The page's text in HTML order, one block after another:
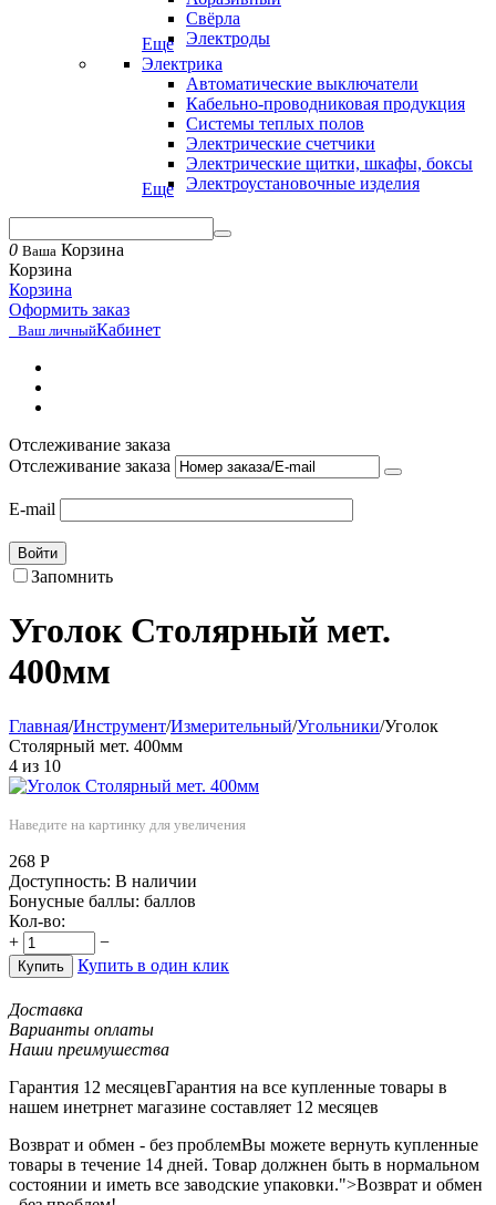
Свёрла
Электроды
Еще
Электрика
Автоматические выключатели
Кабельно-проводниковая продукция
Системы теплых полов
Электрические счетчики
Электрические щитки, шкафы, боксы
Электроустановочные изделия
Еще
0 Ваша Корзина
Корзина
Корзина
Оформить заказ
Ваш личныйКабинет
Отслеживание заказа
Отслеживание заказа
E-mail
Войти
Запомнить
Уголок Столярный мет.
400мм
Главная/Инструмент/Измерительный/Угольники/Уголок
Столярный мет. 400мм
4 из 10
Наведите на картинку для увеличения
268 Р
Доступность: В наличии
Бонусные баллы: баллов
Кол-во:
+
−
Купить Купить в один клик
Доставка
Варианты оплаты
Наши преимушества
Гарантия 12 месяцевГарантия на все купленные товары в
нашем инетрнет магазине составляет 12 месяцев
Возврат и обмен - без проблемВы можете вернуть купленные
товары в течение 14 дней. Товар должнен быть в нормальном
состоянии и иметь все заводские упаковки.">Возврат и обмен